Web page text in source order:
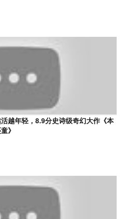
越年轻，8.9分史诗级奇幻大作《本
》